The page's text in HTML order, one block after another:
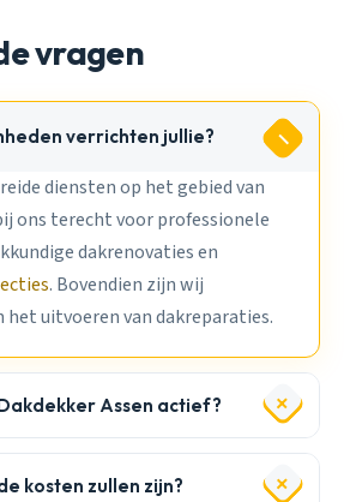
vragen
verrichten jullie?
diensten op het gebied van
ons terecht voor professionele
dakrenovaties en
. Bovendien zijn wij
het uitvoeren van dakreparaties.
Assen actief?
kosten zullen zijn?